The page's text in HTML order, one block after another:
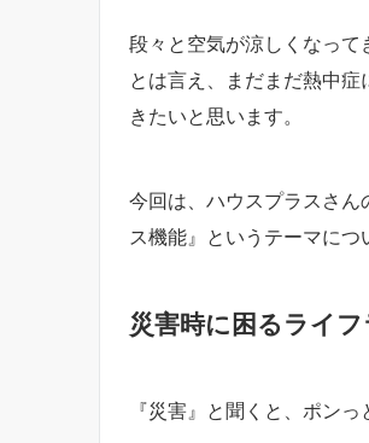
段々と空気が涼しくなって
とは言え、まだまだ熱中
きたいと思います。
今回は、ハウスプラスさ
ス機能』というテーマにつ
災害時に困るライ
『災害』と聞くと、ポン